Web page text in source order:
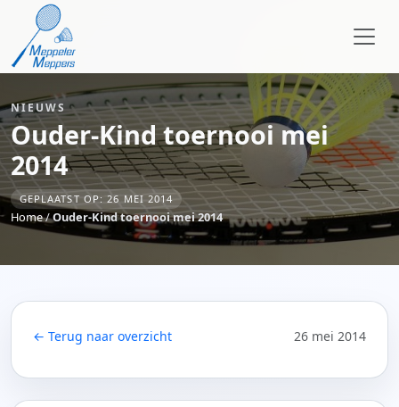
NIEUWS
Ouder-Kind toernooi mei
2014
GEPLAATST OP: 26 MEI 2014
Home/Ouder-Kind toernooi mei 2014
← Terug naar overzicht 26 mei 2014